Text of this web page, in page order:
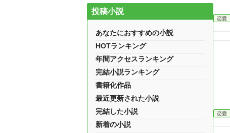
恋愛
恋愛
投稿小説
あなたにおすすめの小説
HOTランキング
年間アクセスランキング
完結小説ランキング
書籍化作品
最近更新された小説
完結した小説
新着の小説